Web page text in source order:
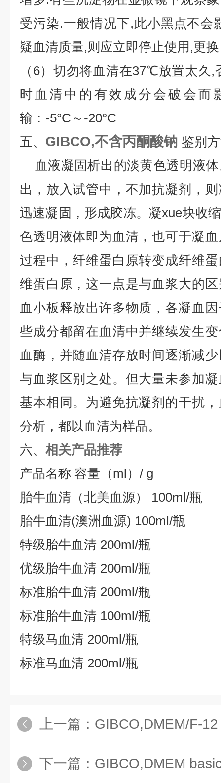
受污染.一般情况下,此小黑点不会
疑血清质量,则应立即停止使用,更
（6）切勿将血清在37℃放置太久
时血清中的有效成分会破会而
输：-5°C～-20°C
五、 GIBCO,不含丙酮酸钠 鉴别
血液凝固析出的淡黄色透明液
出，放入试管中，不加抗凝剂，
迅速凝固，形成胶冻。凝xue块收
色透明液体即为血清，也可于凝
过程中，纤维蛋白原转变成纤维
维蛋白原，这一点是与血浆大的
血小板释放出许多物质，各凝血
些成分都留在血清中并继续发生
血酶，并随血清存放时间逐渐减
与血浆区别之处。但大量未参加
基本相同。为避免抗凝剂的干扰
分析，都以血清为样品。
六、 相关产品推荐
产品名称 容量（ml）/ g
胎牛血清（北美血源） 100ml/瓶
胎牛血清(澳洲血源) 100ml/瓶
特级胎牛血清 200ml/瓶
优级胎牛血清 200ml/瓶
标准胎牛血清 200ml/瓶
标准胎牛血清 100ml/瓶
特级马血清 200ml/瓶
标准马血清 200ml/瓶
上一篇： GIBCO,DMEM/F-12
下一篇： GIBCO,DMEM